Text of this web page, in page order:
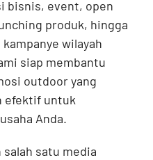
bisnis, event, open
produk, hingga
wilayah
siap membantu
outdoor yang
efektif untuk
Anda.
satu media